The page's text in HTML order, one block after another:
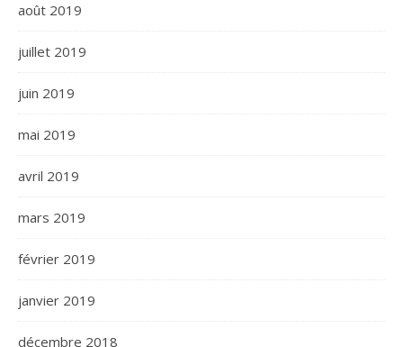
août 2019
juillet 2019
juin 2019
mai 2019
avril 2019
mars 2019
février 2019
janvier 2019
décembre 2018